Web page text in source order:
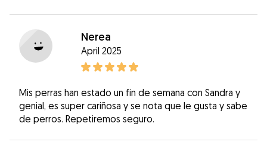
Nerea
April 2025
Mis perras han estado un fin de semana con Sandra y
genial, es super cariñosa y se nota que le gusta y sabe
de perros. Repetiremos seguro.